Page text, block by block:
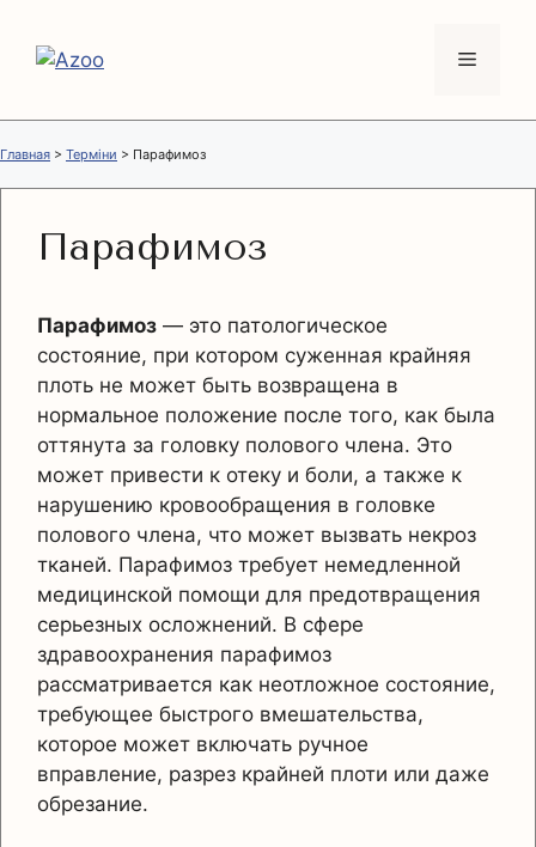
содержимому
Меню
Главная > Терміни > Парафимоз
Парафимоз
Парафимоз — это патологическое
состояние, при котором суженная крайняя
плоть не может быть возвращена в
нормальное положение после того, как была
оттянута за головку полового члена. Это
может привести к отеку и боли, а также к
нарушению кровообращения в головке
полового члена, что может вызвать некроз
тканей. Парафимоз требует немедленной
медицинской помощи для предотвращения
серьезных осложнений. В сфере
здравоохранения парафимоз
рассматривается как неотложное состояние,
требующее быстрого вмешательства,
которое может включать ручное
вправление, разрез крайней плоти или даже
обрезание.